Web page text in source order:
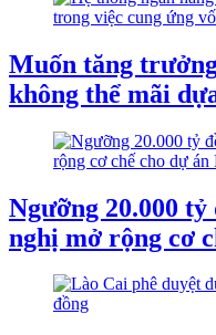
Muốn tăng
không thể mãi
Ngưỡng 20.000
nghị mở rộng cơ